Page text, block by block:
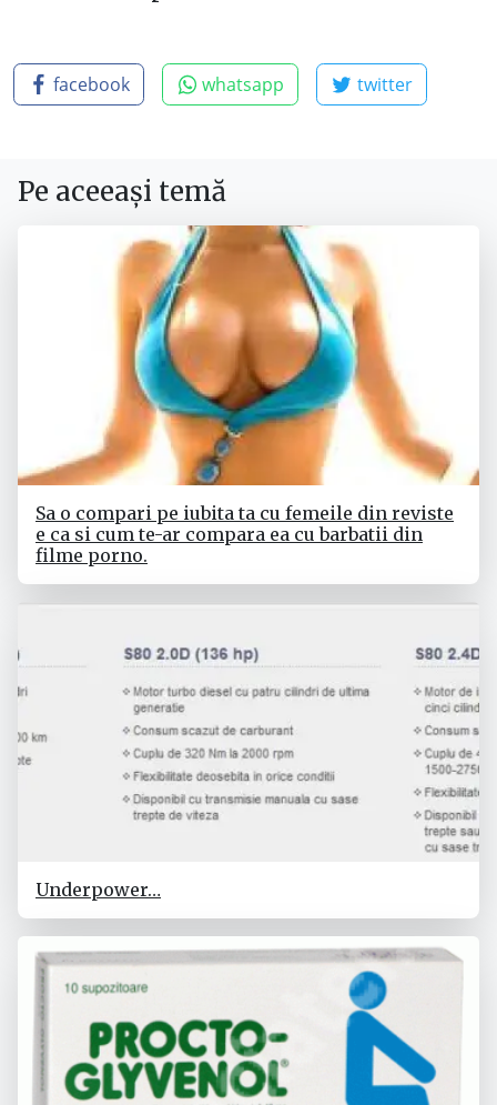
facebook whatsapp twitter
Pe aceeași temă
Sa o compari pe iubita ta cu femeile din reviste
e ca si cum te-ar compara ea cu barbatii din
filme porno.
Underpower…